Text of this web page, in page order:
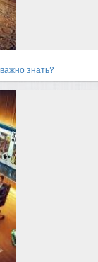
знать?